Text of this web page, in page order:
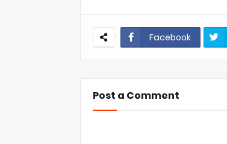
Facebook
Post a Comment